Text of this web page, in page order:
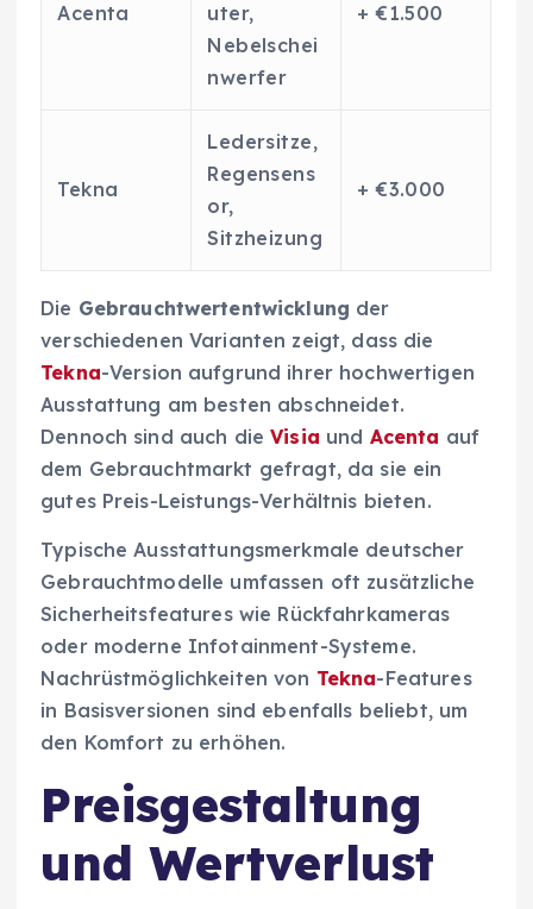
Acenta
uter,
Nebelschei
nwerfer
+ €1.500
Tekna
Ledersitze,
Regensens
or,
Sitzheizung
+ €3.000
Die Gebrauchtwertentwicklung der
verschiedenen Varianten zeigt, dass die
Tekna-Version aufgrund ihrer hochwertigen
Ausstattung am besten abschneidet.
Dennoch sind auch dieVisia und Acenta auf
dem Gebrauchtmarkt gefragt, da sie ein
gutes Preis-Leistungs-Verhältnis bieten.
Typische Ausstattungsmerkmale deutscher
Gebrauchtmodelle umfassen oft zusätzliche
Sicherheitsfeatures wie Rückfahrkameras
oder moderne Infotainment-Systeme.
Nachrüstmöglichkeiten von Tekna-Features
in Basisversionen sind ebenfalls beliebt, um
den Komfort zu erhöhen.
Preisgestaltung
und Wertverlust